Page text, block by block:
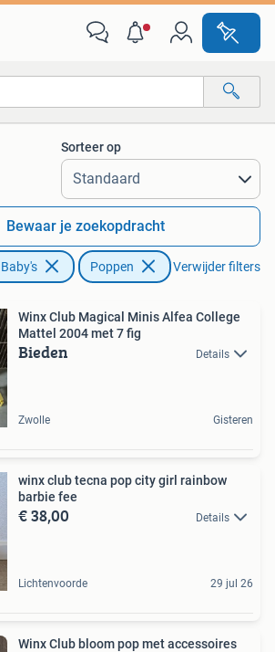
Alle afstanden…
Sorteer op
Bewaar je zoekopdracht
Poppen Verwijder filters
Winx Club Magical Minis Alfea College
Mattel 2004 met 7 fig
Bieden Details
Zwolle Gisteren
winx club tecna pop city girl rainbow
barbie fee
€ 38,00 Details
Lichtenvoorde 29 jul 26
Winx Club bloom pop met accessoires